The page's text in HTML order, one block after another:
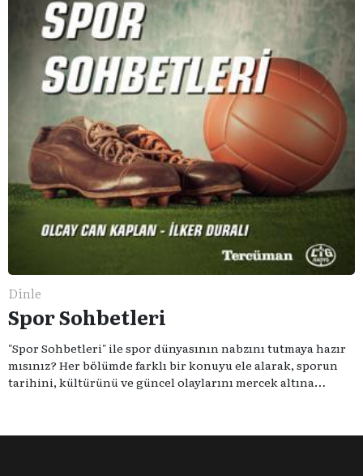
Dinle
Spor Sohbetleri
"Spor Sohbetleri" ile spor dünyasının nabzını tutmaya hazır
mısınız? Her bölümde farklı bir konuyu ele alarak, sporun
tarihini, kültürünü ve güncel olaylarını mercek altına
olmadığına inananlardansanız "Spor Sohbetleri" tam size